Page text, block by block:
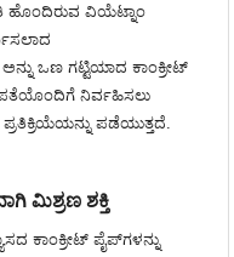
ಹೊಂದಿರುವ ವಿಯೆಟ್ನಾಂ
ಒಣ ಗಟ್ಟಿಯಾದ ಕಾಂಕ್ರೀಟ್
ನಿರ್ವಹಿಸಲು
ಪಡೆಯುತ್ತದೆ.
ಮಿಶ್ರಣ ಶಕ್ತಿ
ಕಾಂಕ್ರೀಟ್ ಪೈಪ್‌ಗಳನ್ನು